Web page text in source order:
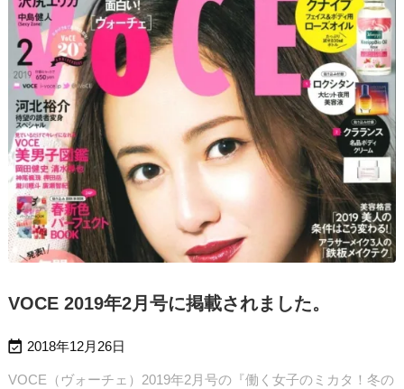
VOCE 2019年2月号に掲載されました。
 2018年12月26日
VOCE（ヴォーチェ）2019年2月号の『働く女子のミカタ！冬の